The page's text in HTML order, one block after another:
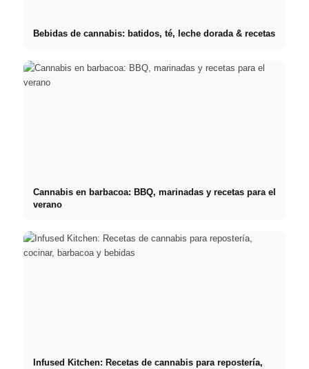
Bebidas de cannabis: batidos, té, leche dorada & recetas
Cannabis en barbacoa: BBQ, marinadas y recetas para el
verano
Infused Kitchen: Recetas de cannabis para repostería,